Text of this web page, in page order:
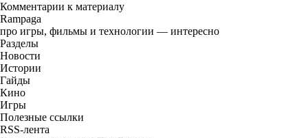
Комментарии к материалу
Rampaga
про игры, фильмы и технологии — интересно
Разделы
Новости
Истории
Гайды
Кино
Игры
Полезные ссылки
RSS-лента